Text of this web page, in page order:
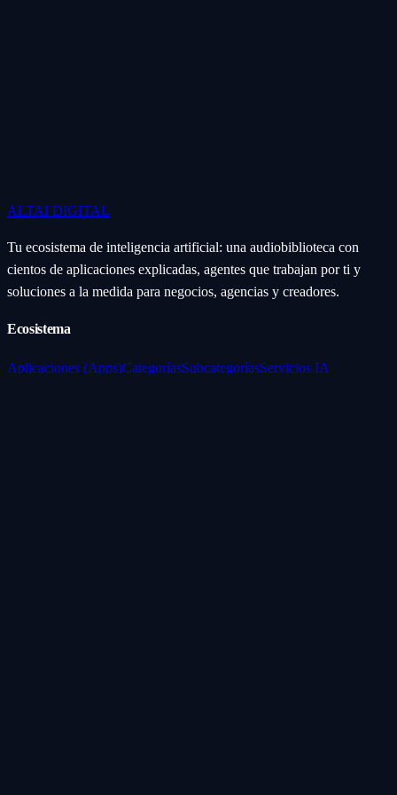
ALTAI DIGITAL
Tu ecosistema de inteligencia artificial: una audiobiblioteca con
cientos de aplicaciones explicadas, agentes que trabajan por ti y
soluciones a la medida para negocios, agencias y creadores.
Ecosistema
Aplicaciones (Apps)CategoríasSubcategoríasServicios IA